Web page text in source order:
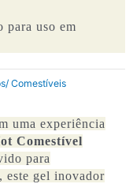
para uso em
Comestíveis
uma experiência
Comestível
para
este gel inovador